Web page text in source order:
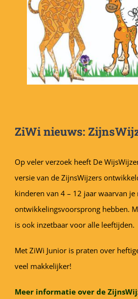
ZiWi nieuws:
Op veler verzoek heeft De
versie van de ZijnsWijzers
kinderen van 4 – 12 jaar waarvan je
ontwikkelingsvoorsprong hebben.
is ook inzetbaar voor alle leeftijden.
Met ZiWi Junior is praten over
veel makkelijker!
Meer informatie over de